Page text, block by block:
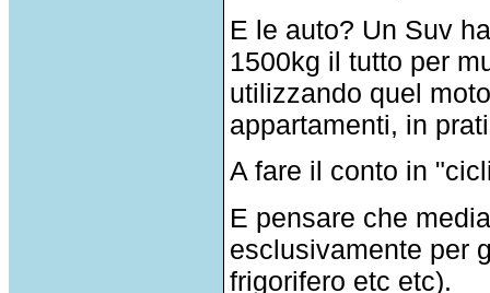
E le auto? Un Suv
1500kg il tutto per
utilizzando quel
appartamenti, in
A fare il conto in
E pensare che
esclusivamente per
frigorifero etc etc).